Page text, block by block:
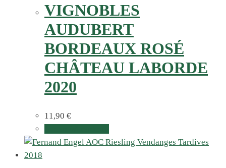
VIGNOBLES
AUDUBERT
BORDEAUX ROSÉ
CHÂTEAU LABORDE
2020
11,90 €